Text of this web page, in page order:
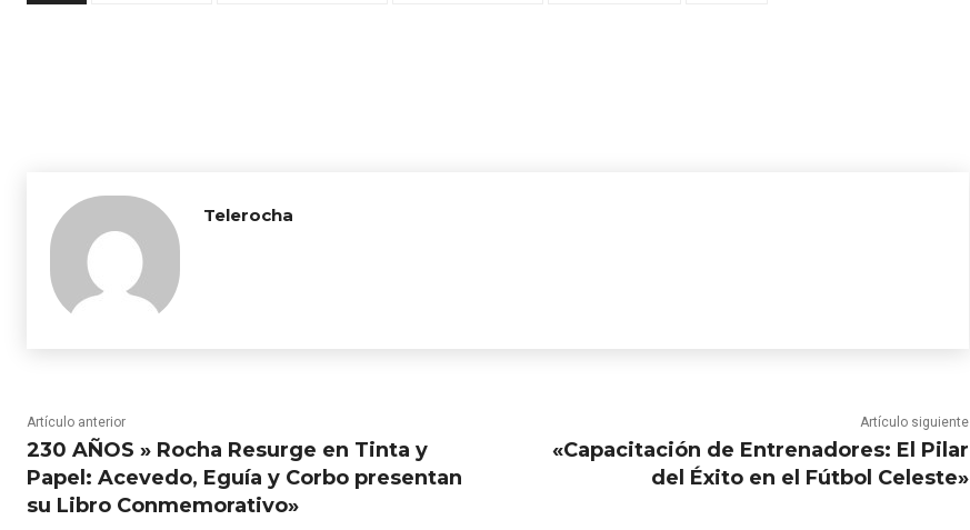
Telerocha
Artículo anterior
230 AÑOS » Rocha Resurge en Tinta y
Papel: Acevedo, Eguía y Corbo presentan
su Libro Conmemorativo»
Artículo siguiente
«Capacitación de Entrenadores: El Pilar
del Éxito en el Fútbol Celeste»